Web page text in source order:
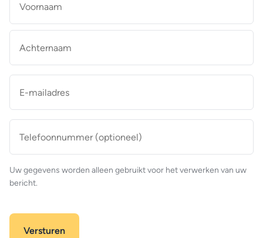
mailadres *
(optioneel)
Uw gegevens worden alleen gebruikt voor het verwerken van uw
bericht.